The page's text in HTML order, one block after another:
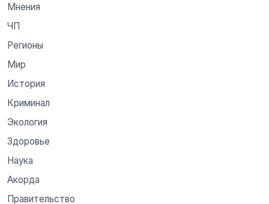
Мнения
ЧП
Регионы
Мир
История
Криминал
Экология
Здоровье
Наука
Акорда
Правительство